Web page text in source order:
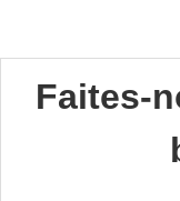
Faites-